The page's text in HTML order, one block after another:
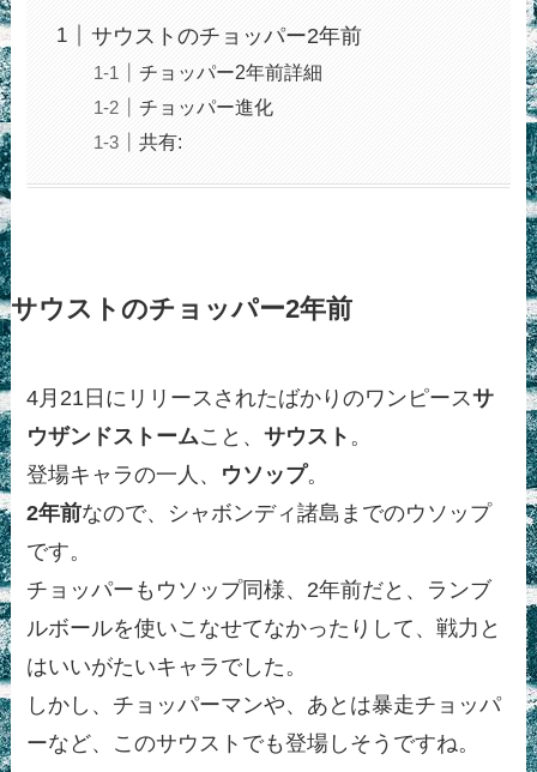
サウストのチョッパー2年前
チョッパー2年前詳細
チョッパー進化
共有:
サウストのチョッパー2年前
4月21日にリリースされたばかりのワンピースサ
ウザンドストームこと、サウスト 。
登場キャラの一人、 ウソップ。
2年前なので、シャボンディ諸島までのウソップ
です。
チョッパーもウソップ同様、2年前だと、ランブ
ルボールを使いこなせてなかったりして、戦力と
はいいがたいキャラでした。
しかし、チョッパーマンや、あとは暴走チョッパ
ーなど、このサウストでも登場しそうですね。